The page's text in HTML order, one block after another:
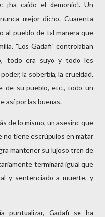
¡ha caído el demonio!. Un
mejor dicho. Cuarenta
al pueblo de tal manera que
"Los Gadafi" controlaban
todo era suyo y todo les
la soberbia, la crueldad,
de su pueblo, etc., todo un
así por las buenas.
de lo mismo, un asesino que
no tiene escrúpulos en matar
mantener su lujoso tren de
terminará igual que
y sentenciado a muerte, y
puntualizar, Gadafi se ha